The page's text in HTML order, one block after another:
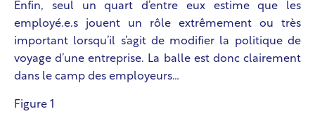
Enfin, seul un quart d’entre eux estime que les
employé.e.s jouent un rôle extrêmement ou très
important lorsqu’il s’agit de modifier la politique de
voyage d’une entreprise. La balle est donc clairement
dans le camp des employeurs…
Figure 1